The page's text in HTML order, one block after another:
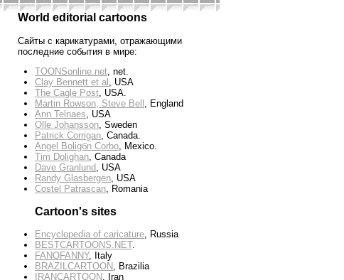
World editorial cartoons
Сайты с карикатурами, отражающими
последние события в мире:
TOONSonline.net , net.
Clay Bennett et al
, USA
The Cagle Post , USA.
Martin Rowson, Steve Bell
, England
Ann Telnaes , USA
Olle Johansson , Sweden
Patrick Corrigan , Canada.
Angel Boligбn Corbo , Mexico.
Tim Dolighan , Canada
Dave Granlund
, USA
Randy Glasbergen , USA
Costel Patrascan , Romania
Cartoon's sites
Encyclopedia of caricature, Russia
BESTCARTOONS.NET.
FANOFANNY, Italy
BRAZILCARTOON, Brazilia
IRANCARTOON, Iran